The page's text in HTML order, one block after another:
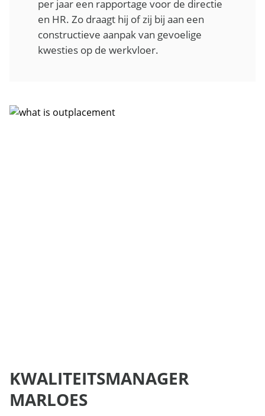
per jaar een rapportage voor de directie
en HR. Zo draagt hij of zij bij aan een
constructieve aanpak van gevoelige
kwesties op de werkvloer.
KWALITEITSMANAGER
MARLOES